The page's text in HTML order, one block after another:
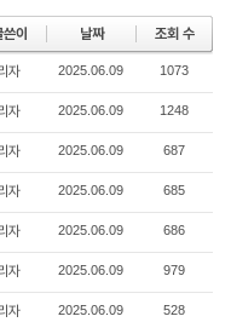
이 날짜 조회 수
자 2025.06.09 1073
자 2025.06.09 1248
자 2025.06.09 687
자 2025.06.09 685
자 2025.06.09 686
자 2025.06.09 979
자 2025.06.09 528